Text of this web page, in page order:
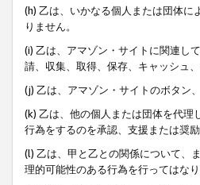
(h) 乙は、いかなる個人または団体
りません。
(i) 乙は、アマゾン・サイトに関連し
請、収集、取得、保存、キャッシュ
(j) 乙は、アマゾン・サイトのボタン
(k) 乙は、他の個人または団体を代
行為をするのを承認、支援または奨励
(l) 乙は、甲と乙との関係について、
理的可能性のある行為を行ってはなり